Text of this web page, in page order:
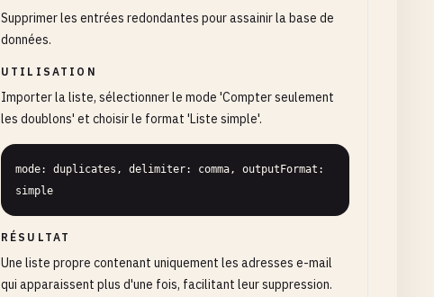
Supprimer les entrées redondantes pour assainir la base de
données.
UTILISATION
Importer la liste, sélectionner le mode 'Compter seulement
les doublons' et choisir le format 'Liste simple'.
mode: duplicates, delimiter: comma, outputFormat:
simple
RÉSULTAT
Une liste propre contenant uniquement les adresses e-mail
qui apparaissent plus d'une fois, facilitant leur suppression.